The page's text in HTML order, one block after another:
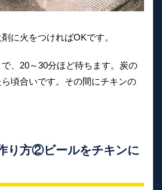
に火をつければOKです。
、20～30分ほど待ちます。炭の
頃合いです。その間にチキンの
り方②ビールをチキンに